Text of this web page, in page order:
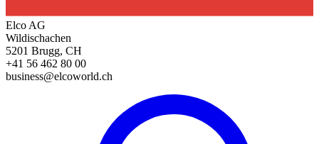
Elco AG
Wildischachen
5201 Brugg, CH
+41 56 462 80 00
business@elcoworld.ch